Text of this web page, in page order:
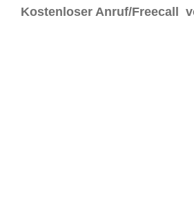
Kostenloser Anruf/Freecall